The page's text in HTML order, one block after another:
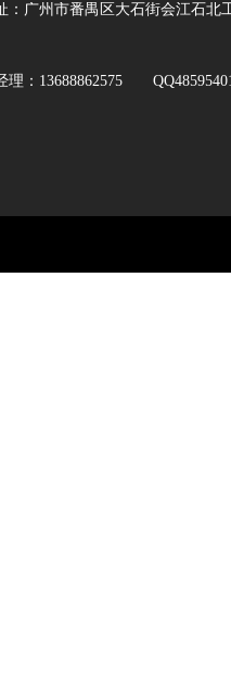
：广州市番禺区大石街会江石北
理：13688862575